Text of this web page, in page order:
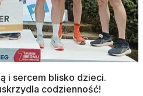
i sercem blisko dzieci.
codzienność!